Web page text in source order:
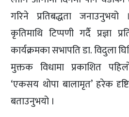
गरिने प्रतिबद्धता
कृतिमाथि टिप्पणी गर्दै प्रज्ञा
कार्यक्रमका सभापति डा. विदुला
मुक्तक विधामा प्रकाशित
‘एकसय थोपा बालामृत’ हरेक
बताउनुभयो ।